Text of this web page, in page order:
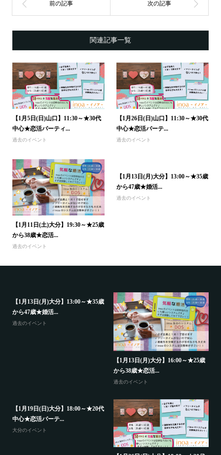
関連記事一覧
【1月5日(日)山口】11:30～★30代
中心★恋活パーティ...
過去のイベント
【1月26日(日)山口】11:30～★30代
中心★恋活パーテ...
過去のイベント
【1月11日(土)大分】19:30～★25歳
から38歳★恋活...
過去のイベント
【1月13日(月)大分】13:00～★35歳
から47歳★婚活...
過去のイベント
【1月13日(月)大分】13:00～★35歳
から47歳★婚活...
過去のイベント
【1月13日(月)大分】16:00～★25歳
から38歳★恋活...
過去のイベント
【1月19日(日)大分】18:00～★20代
中心★恋活パーテ...
大分のイベント